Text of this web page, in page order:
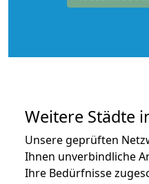
Weitere Städte
Unsere geprüften
Ihnen unverbindliche
Ihre Bedürfnisse